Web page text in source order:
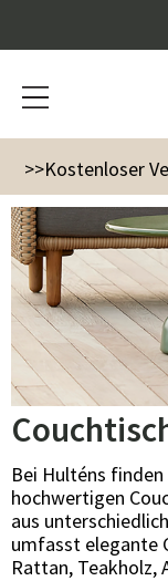
>>Kostenloser
Gartenmöbel
Bei Hulténs
hochwertigen
aus
umfasst elegante
Rattan, Teakholz,